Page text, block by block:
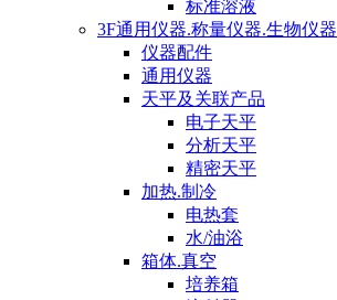
标准溶液
3F通用仪器.称量仪器.生物仪器
仪器配件
通用仪器
天平及关联产品
电子天平
分析天平
精密天平
加热.制冷
电热套
水/油浴
箱体.真空
培养箱